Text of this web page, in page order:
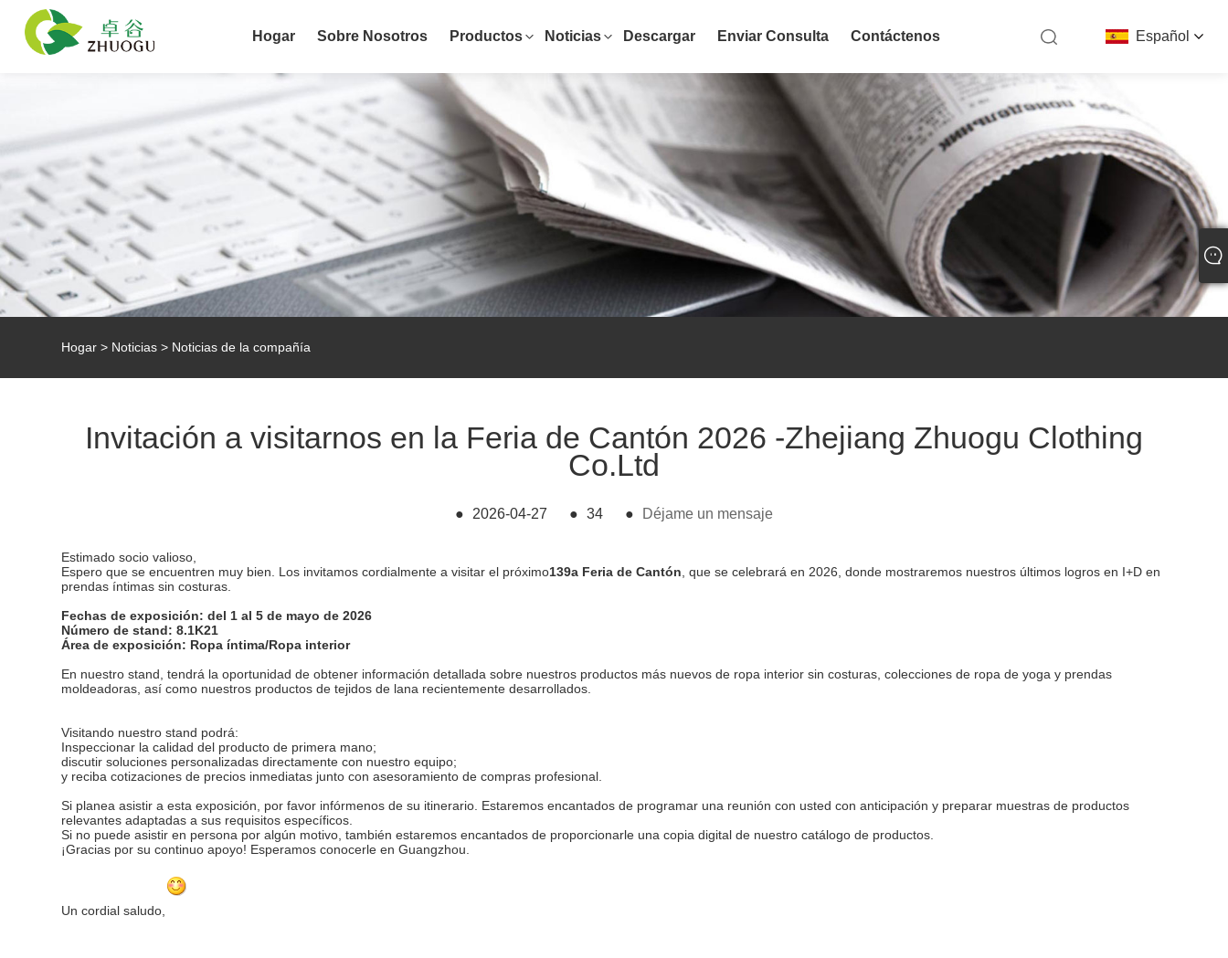
Español
Hogar Sobre Nosotros Productos Noticias Descargar Enviar Consulta Contáctenos
Hogar > Noticias > Noticias de la compañía
Invitación a visitarnos en la Feria de Cantón 2026 -Zhejiang Zhuogu Clothing
Co.Ltd
● 2026-04-27 ● 34 ● Déjame un mensaje
Estimado socio valioso,
Espero que se encuentren muy bien. Los invitamos cordialmente a visitar el próximo139a Feria de Cantón , que se celebrará en 2026, donde mostraremos nuestros últimos logros en I+D en
prendas íntimas sin costuras.
Fechas de exposición: del 1 al 5 de mayo de 2026
Número de stand: 8.1K21
Área de exposición: Ropa íntima/Ropa interior
En nuestro stand, tendrá la oportunidad de obtener información detallada sobre nuestros productos más nuevos de ropa interior sin costuras, colecciones de ropa de yoga y prendas
moldeadoras, así como nuestros productos de tejidos de lana recientemente desarrollados.
Visitando nuestro stand podrá:
Inspeccionar la calidad del producto de primera mano;
discutir soluciones personalizadas directamente con nuestro equipo;
y reciba cotizaciones de precios inmediatas junto con asesoramiento de compras profesional.
Si planea asistir a esta exposición, por favor infórmenos de su itinerario. Estaremos encantados de programar una reunión con usted con anticipación y preparar muestras de productos
relevantes adaptadas a sus requisitos específicos.
Si no puede asistir en persona por algún motivo, también estaremos encantados de proporcionarle una copia digital de nuestro catálogo de productos.
¡Gracias por su continuo apoyo! Esperamos conocerle en Guangzhou.
Un cordial saludo,